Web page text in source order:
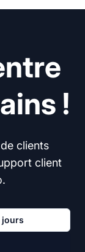
!
clients
client
jours